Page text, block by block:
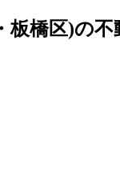
橋区)の